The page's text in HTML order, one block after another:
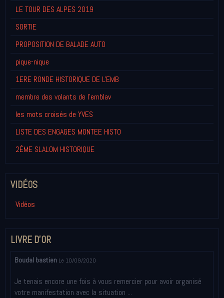
LE TOUR DES ALPES 2019
SORTIE
PROPOSITION DE BALADE AUTO
pique-nique
1ERE RONDE HISTORIQUE DE L'EMB
membre des volants de l'emblav
les mots croisés de YVES
LISTE DES ENGAGES MONTEE HISTO
2ÉME SLALOM HISTORIQUE
VIDÉOS
Vidéos
LIVRE D'OR
Boudal bastien Le 10/09/2020
Je tenais encore une fois à vous remercier pour avoir organisé
votre manifestation avec la situation ...